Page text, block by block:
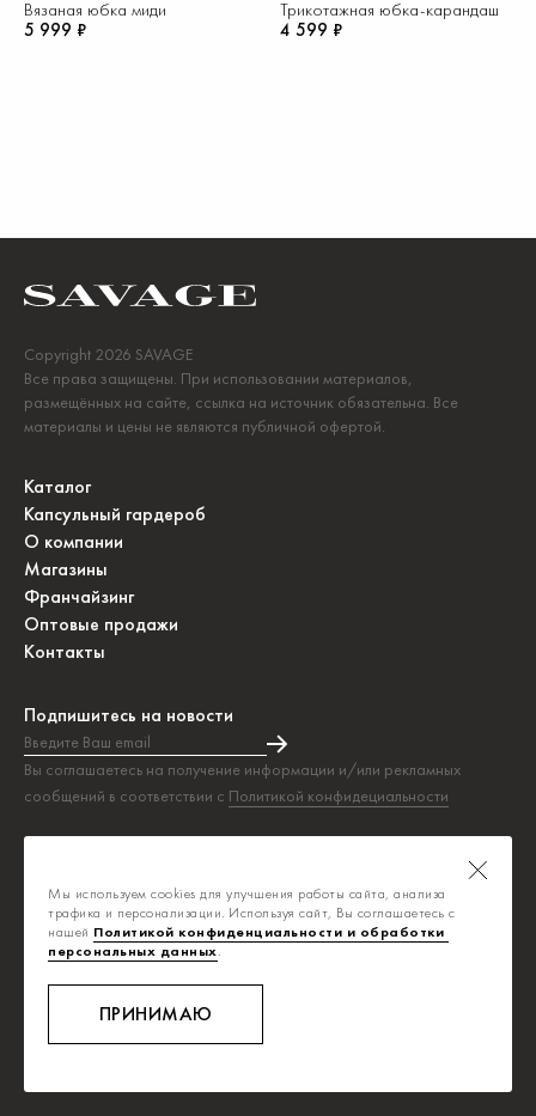
Вязаная юбка миди
5 999 ₽
Трикотажная юбка-карандаш
4 599 ₽
Copyright 2026 SAVAGE
Все права защищены. При использовании материалов,
размещённых на сайте, ссылка на источник обязательна. Все
материалы и цены не являются публичной офертой.
Каталог
Капсульный гардероб
О компании
Магазины
Франчайзинг
Оптовые продажи
Контакты
Подпишитесь на новости
Введите Ваш email
Вы соглашаетесь на получение информации и/или рекламных
сообщений в соответствии с Политикой конфидециальности
Подписка на новости прошла успешно!
Политика конфиденциальности
Публичная оферта
8-800-700-0392
Ежедневно, с 8:00 до 20:00
Звонок бесплатный
Мы используем cookies для улучшения работы сайта, анализа
трафика и персонализации. Используя сайт, Вы соглашаетесь с
нашей Политикой конфиденциальности и обработки
персональных данных.
ПРИНИМАЮ